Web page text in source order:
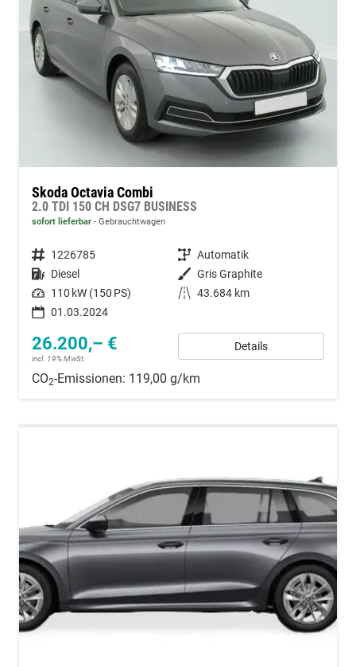
Skoda Octavia Combi
2.0 TDI 150 CH DSG7 BUSINESS
sofort lieferbar Gebrauchtwagen
Fahrzeugnummer 1226785 Getriebe Automatik
Kraftstoff Diesel Außenfarbe Gris Graphite
Leistung 110 kW (150 PS) Kilometerstand 43.684 km
01.03.2024
26.200,– €
incl. 19% MwSt.
Details
CO2-Emissionen: 119,00 g/km